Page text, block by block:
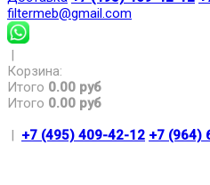
filtermeb@gmail.com
|
Корзина:
Итого 0.00 руб
Итого 0.00 руб
| +7 (495) 409-42-12 +7 (964)